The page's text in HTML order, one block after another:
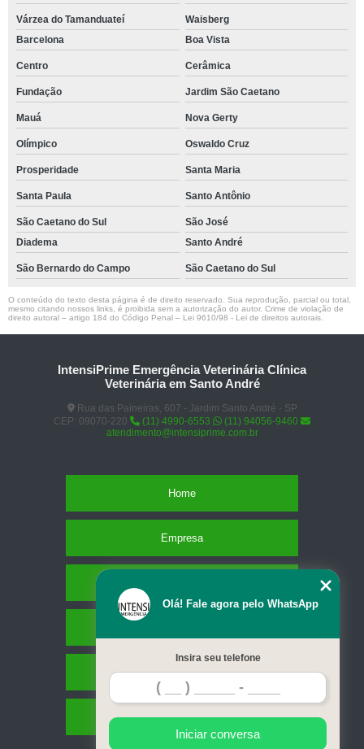
Várzea do Tamanduateí
Waisberg
Barcelona
Boa Vista
Centro Cerâmica
Fundação Jardim São Caetano
Mauá Nova Gerty
Olímpico Oswaldo Cruz
Prosperidade Santa Maria
Santa Paula Santo Antônio
São Caetano do Sul
São José
Diadema
Santo André
São Bernardo do Campo São Caetano do Sul
O conteúdo do texto desta página é de direito reservado. Sua reprodução, parcial ou total,
mesmo citando nossos links, é proibida sem a autorização do autor. Crime de violação de
direito autoral – artigo 184 do Código Penal – Lei 9610/98 - Lei de direitos autorais
IntensiPrime Emergência Veterinária Clínica
Veterinária em Santo André
Rua das Paineiras, 607 - Jardim Santo André - SP
CEP: 09070-220
(11) 4990-6553
(11) 94056-9460
atendimento@intensiprime.com.br
Home
Empresa
Contato
Mapa do site
Olá! Fale agora pelo WhatsApp
Insira seu telefone
Iniciar conversa